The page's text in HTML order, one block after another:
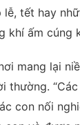
tết hay
khí ấm cúng
mang lại
thường.
con nối